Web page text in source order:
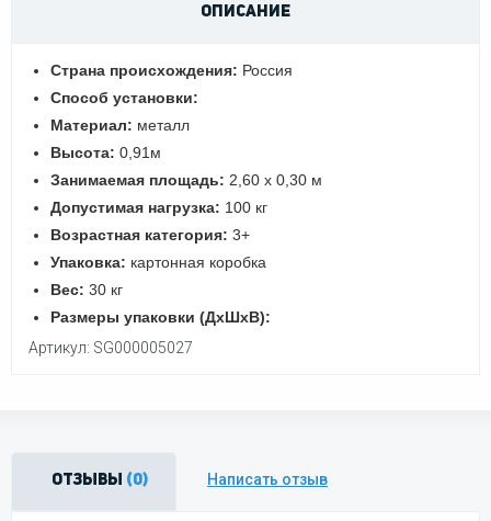
ОПИСАНИЕ
Страна происхождения: Россия
Способ установки:
Материал: металл
Высота: 0,91м
Занимаемая площадь: 2,60 х 0,30 м
Допустимая нагрузка: 100 кг
Возрастная категория: 3+
Упаковка: картонная коробка
Вес: 30 кг
Размеры упаковки (ДхШхВ):
Артикул: SG000005027
Отзывы (0) Написать отзыв